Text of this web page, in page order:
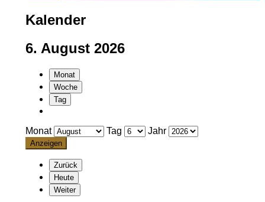
Kalender
6. August 2026
Monat
Woche
Tag
Monat Tag Jahr
Zurück
Heute
Weiter